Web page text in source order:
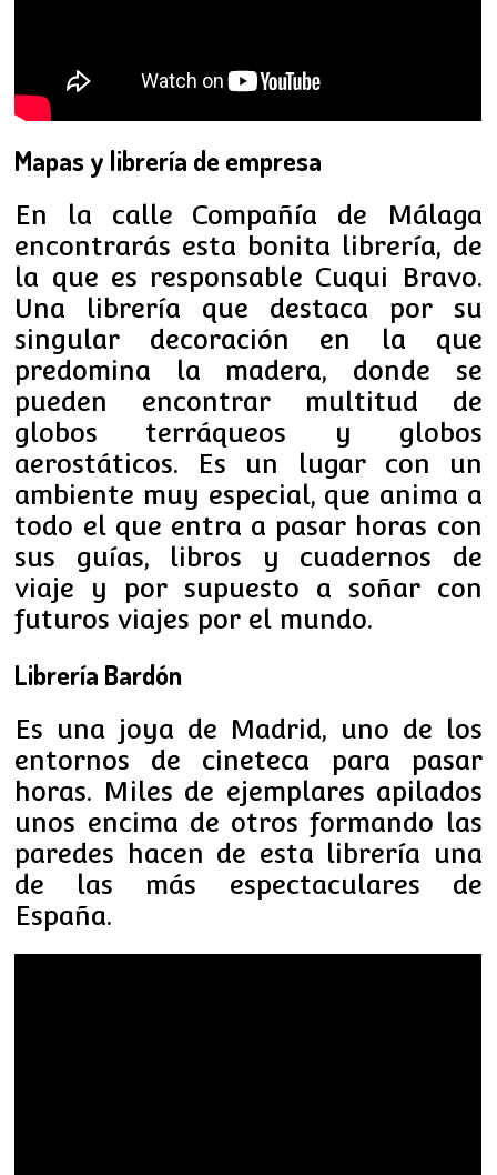
Mapas y librería de empresa
En la calle Compañía de Málaga
encontrarás esta bonita librería, de
la que es responsable Cuqui Bravo.
Una librería que destaca por su
singular decoración en la que
predomina la madera, donde se
pueden encontrar multitud de
globos terráqueos y globos
aerostáticos. Es un lugar con un
ambiente muy especial, que anima a
todo el que entra a pasar horas con
sus guías, libros y cuadernos de
viaje y por supuesto a soñar con
futuros viajes por el mundo.
Librería Bardón
Es una joya de Madrid, uno de los
entornos de cineteca para pasar
horas. Miles de ejemplares apilados
unos encima de otros formando las
paredes hacen de esta librería una
de las más espectaculares de
España.